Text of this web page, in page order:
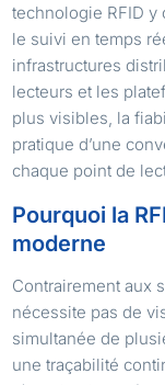
technologie RFID y
le suivi en temps
infrastructures
lecteurs et les
plus visibles, la
pratique d’une
chaque point de
Pourquoi la
moderne
Contrairement aux
nécessite pas de
simultanée de
une traçabilité